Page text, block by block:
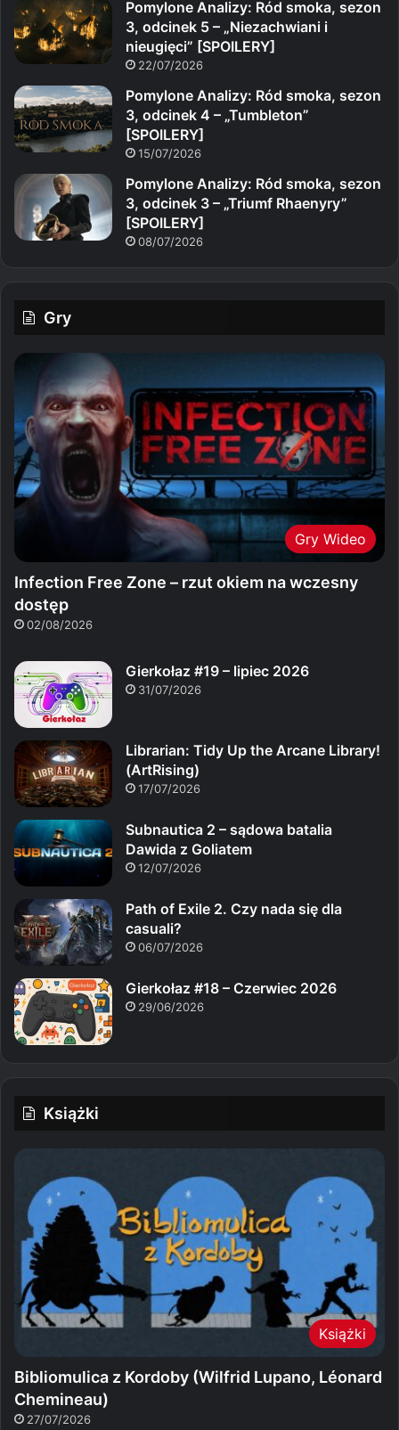
Pomylone Analizy: Ród smoka, sezon
3, odcinek 5 – „Niezachwiani i
nieugięci” [SPOILERY]
22/07/2026
Pomylone Analizy: Ród smoka, sezon
3, odcinek 4 – „Tumbleton”
[SPOILERY]
15/07/2026
Pomylone Analizy: Ród smoka, sezon
3, odcinek 3 – „Triumf Rhaenyry”
[SPOILERY]
08/07/2026
Gry
Gry Wideo
Infection Free Zone – rzut okiem na wczesny
dostęp
02/08/2026
Gierkołaz #19 – lipiec 2026
31/07/2026
Librarian: Tidy Up the Arcane Library!
(ArtRising)
17/07/2026
Subnautica 2 – sądowa batalia
Dawida z Goliatem
12/07/2026
Path of Exile 2. Czy nada się dla
casuali?
06/07/2026
Gierkołaz #18 – Czerwiec 2026
29/06/2026
Książki
Książki
Bibliomulica z Kordoby (Wilfrid Lupano, Léonard
Chemineau)
27/07/2026